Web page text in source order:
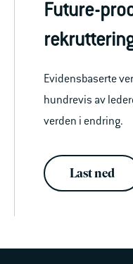
Future-
Evidensbaserte
hundrevis av
verden i endring.
Last ned